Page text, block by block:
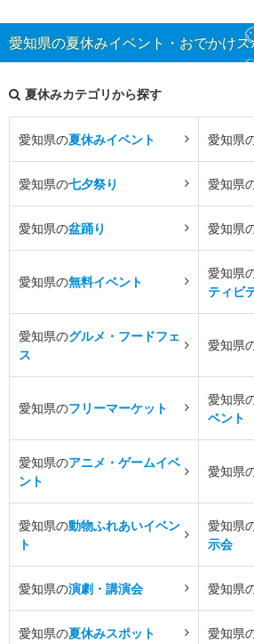
愛知県の夏休みイベント・おでかけ
夏休みカテゴリから探す
愛知県の夏休みイベント 愛知県
愛知県の七夕祭り 愛知県
愛知県の盆踊り 愛知県
愛知県の無料イベント
愛知県
ティビ
愛知県のグルメ・フードフェ
ス
愛知県
愛知県のフリーマーケット
愛知県
ベント
愛知県のアニメ・ゲームイベ
ント
愛知県
愛知県の動物ふれあいイベン
ト
愛知県
示会
愛知県の演劇・講演会 愛知県
愛知県の夏休みスポット 愛知県